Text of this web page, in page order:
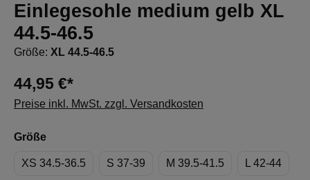
Einlegesohle medium gelb XL
44.5-46.5
Größe: XL 44.5-46.5
44,95 €*
Preise inkl. MwSt. zzgl. Versandkosten
Größeauswählen
XS 34.5-36.5 S 37-39 M 39.5-41.5 L 42-44